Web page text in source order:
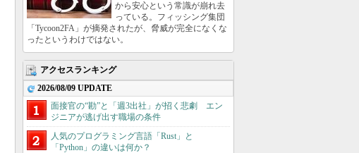
から安心という常識が崩れ去
っている。フィッシング集団
「Tycoon2FA」が摘発されたが、脅威が完全になくな
ったというわけではない。
アクセスランキング
2026/08/09 UPDATE
面接官の“勘”と「週3出社」が招く悲劇 エン
ジニアが逃げ出す職場の条件
人気のプログラミング言語「Rust」と
「Python」の違いは何か？